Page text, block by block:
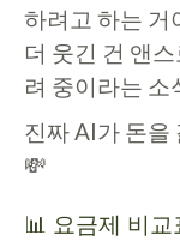
하려고 하는 거
더 웃긴 건 앤
려 중이라는 소
진짜 AI가 돈을
💸
📊 요금제 비교